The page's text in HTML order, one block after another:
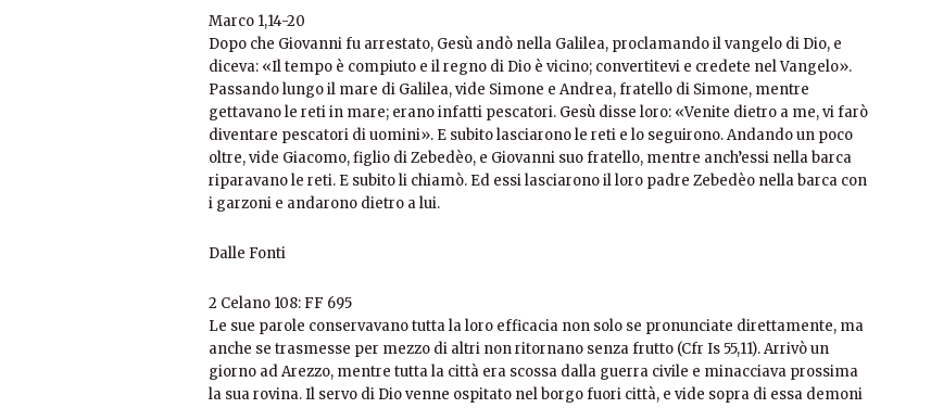
Marco 1,14-20
Dopo che Giovanni fu arrestato, Gesù andò nella Galilea, proclamando il vangelo di Dio, e
diceva: «Il tempo è compiuto e il regno di Dio è vicino; convertitevi e credete nel Vangelo».
Passando lungo il mare di Galilea, vide Simone e Andrea, fratello di Simone, mentre
gettavano le reti in mare; erano infatti pescatori. Gesù disse loro: «Venite dietro a me, vi farò
diventare pescatori di uomini». E subito lasciarono le reti e lo seguirono. Andando un poco
oltre, vide Giacomo, figlio di Zebedèo, e Giovanni suo fratello, mentre anch’essi nella barca
riparavano le reti. E subito li chiamò. Ed essi lasciarono il loro padre Zebedèo nella barca con
i garzoni e andarono dietro a lui.
Dalle Fonti
2 Celano 108: FF 695
Le sue parole conservavano tutta la loro efficacia non solo se pronunciate direttamente, ma
anche se trasmesse per mezzo di altri non ritornano senza frutto (Cfr Is 55,11). Arrivò un
giorno ad Arezzo, mentre tutta la città era scossa dalla guerra civile e minacciava prossima
la sua rovina. Il servo di Dio venne ospitato nel borgo fuori città, e vide sopra di essa demoni